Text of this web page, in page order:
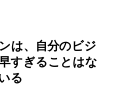
は、自分のビジ
すぎることはな
る